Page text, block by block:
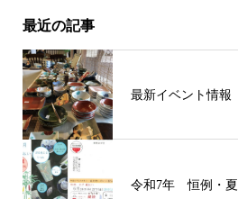
最近の記事
最新イベント情報
令和7年 恒例・